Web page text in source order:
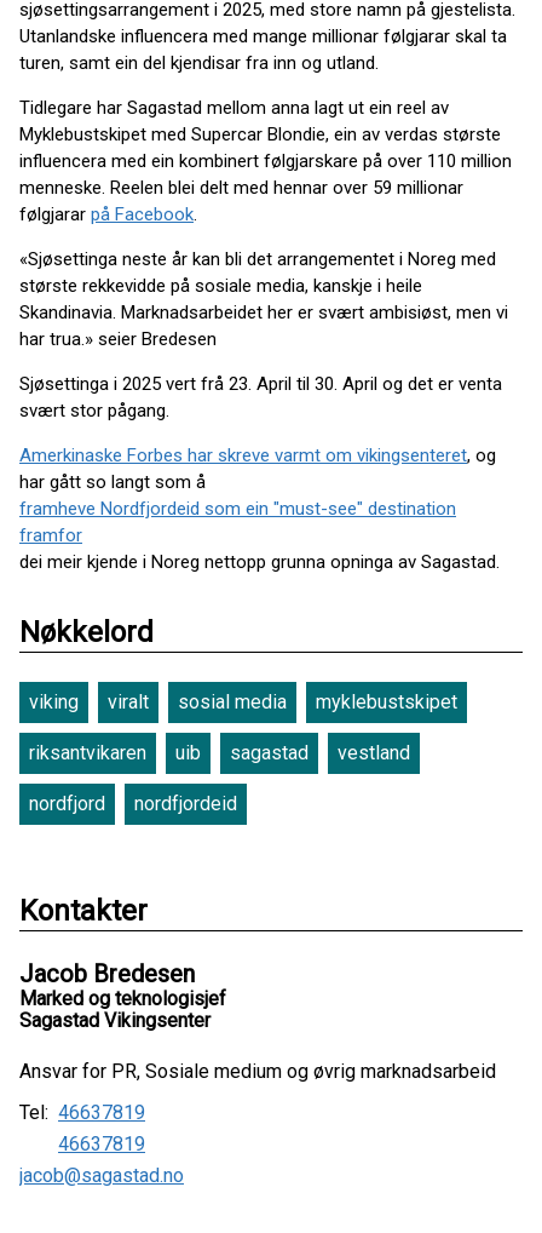
sjøsettingsarrangement i 2025, med store namn på gjestelista.
Utanlandske influencera med mange millionar følgjarar skal ta
turen, samt ein del kjendisar fra inn og utland.
Tidlegare har Sagastad mellom anna lagt ut ein reel av
Myklebustskipet med Supercar Blondie, ein av verdas største
influencera med ein kombinert følgjarskare på over 110 million
menneske. Reelen blei delt med hennar over 59 millionar
følgjarar på Facebook.
«Sjøsettinga neste år kan bli det arrangementet i Noreg med
største rekkevidde på sosiale media, kanskje i heile
Skandinavia. Marknadsarbeidet her er svært ambisiøst, men vi
har trua.» seier Bredesen
Sjøsettinga i 2025 vert frå 23. April til 30. April og det er venta
svært stor pågang.
Amerkinaske Forbes har skreve varmt om vikingsenteret, og
har gått so langt som å
framheve Nordfjordeid som ein "must-see" destination
framfor
dei meir kjende i Noreg nettopp grunna opninga av Sagastad.
Nøkkelord
viking viralt sosial media myklebustskipet
riksantvikaren uib sagastad vestland
nordfjord nordfjordeid
Kontakter
Jacob Bredesen
Marked og teknologisjef
Sagastad Vikingsenter
Ansvar for PR, Sosiale medium og øvrig marknadsarbeid
Tel: 46637819
46637819
jacob@sagastad.no